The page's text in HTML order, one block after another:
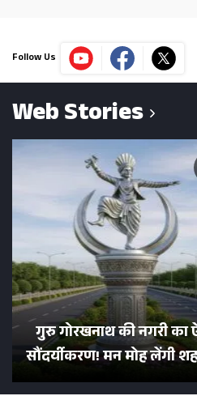
Follow Us
Web Stories
गुरु गोरखनाथ की नगरी का
सौंदर्यीकरण! मन मोह लेंगी
सड़कें; देखें Photos